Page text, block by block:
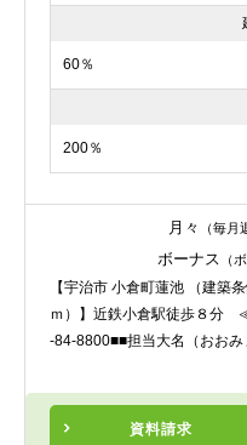
60％
200％
月々 （毎月
ボーナス （
資料請求
【宇治市 小倉町蓮池 （建築
ｍ）】近鉄小倉駅徒歩８分
-84-8800■■担当大名（おお